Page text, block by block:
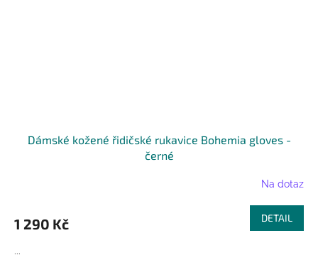
Dámské kožené řidičské rukavice Bohemia gloves -
černé
Na dotaz
1 290 Kč DETAIL
...